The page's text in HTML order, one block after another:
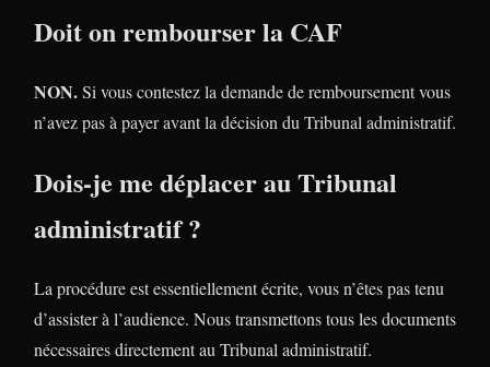
Doit on rembourser la CAF
NON.Si vous contestez la demande de remboursement vous
n’avez pas à payer avant la décision du Tribunal administratif.
Dois-je me déplacer au Tribunal
administratif ?
La procédure est essentiellement écrite, vous n’êtes pas tenu
d’assister à l’audience. Nous transmettons tous les documents
nécessaires directement au Tribunal administratif.